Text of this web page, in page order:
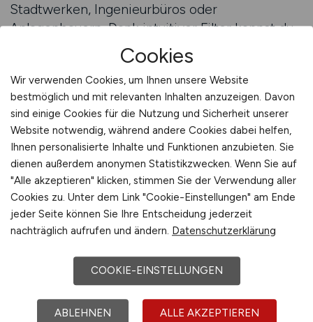
Stadtwerken, Ingenieurbüros oder
Anlagenbauern. Dank intuitiver Filter kannst du
nach Regionen, Aufgabenfeldern,
Berufserfahrung oder Arbeitsmodellen (z. B.
Homeoffice, Außendienst, Teilzeit) suchen.
Auch Berufseinsteiger, Quereinsteiger oder
spezialisierte Fachkräfte finden hier auf ihre
Interessen zugeschnittene Angebote.
Jobfinder
Quereinsteiger und
Berufswechsler: Energie braucht
neue Köpfe
Quereinsteiger – und zwar mehr denn je. Wer
Cookies
Wir verwenden Cookies, um Ihnen unsere Website
bestmöglich und mit relevanten Inhalten anzuzeigen. Davon
sind einige Cookies für die Nutzung und Sicherheit unserer
Website notwendig, während andere Cookies dabei helfen,
Ihnen personalisierte Inhalte und Funktionen anzubieten. Sie
dienen außerdem anonymen Statistikzwecken. Wenn Sie auf
"Alle akzeptieren" klicken, stimmen Sie der Verwendung aller
Cookies zu. Unter dem Link "Cookie-Einstellungen" am Ende
jeder Seite können Sie Ihre Entscheidung jederzeit
nachträglich aufrufen und ändern. Datenschutzerklärung
COOKIE-EINSTELLUNGEN
ABLEHNEN ALLE AKZEPTIEREN